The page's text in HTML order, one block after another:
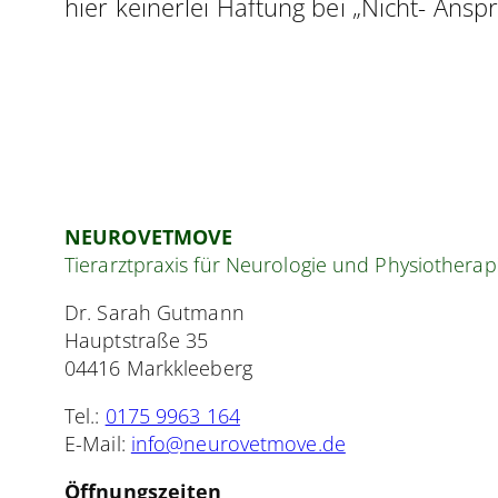
NEUROVETMOVE
Tierarztpraxis für Neurologie und
Dr. Sarah Gutmann
Hauptstraße 35
04416 Markkleeberg
Tel.: 0175 9963 164
E-Mail: info@neurovetmove.de
Öffnungszeiten